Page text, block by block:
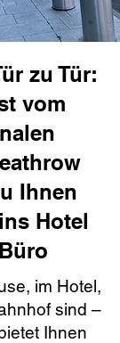
zu Tür:
vom
Ihnen
Hotel
im Hotel,
sind –
Ihnen